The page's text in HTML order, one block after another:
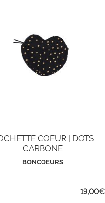
COEUR | DOTS
CARBONE
BONCOEURS
19,00€